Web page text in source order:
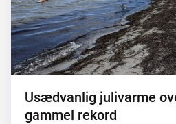
Usædvanlig julivarme
gammel rekord